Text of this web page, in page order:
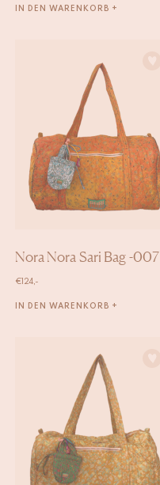
IN DEN WARENKORB +
Nora Nora Sari Bag -007
€ 124,-
IN DEN WARENKORB +